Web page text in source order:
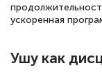
русскому
ускоренная
Ушу как